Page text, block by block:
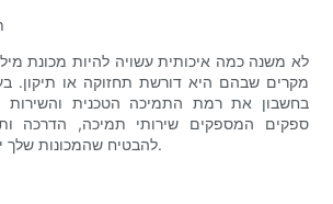
לא משנה כמה איכותית עשויה להיות מכונת
מקרים שבהם היא דורשת תחזוקה או תיקון.
בחשבון את רמת התמיכה הטכנית
ספקים המספקים שירותי תמיכה, הדרכה
להבטיח שהמכונות שלך ימשיכו לפעול במיטבן.